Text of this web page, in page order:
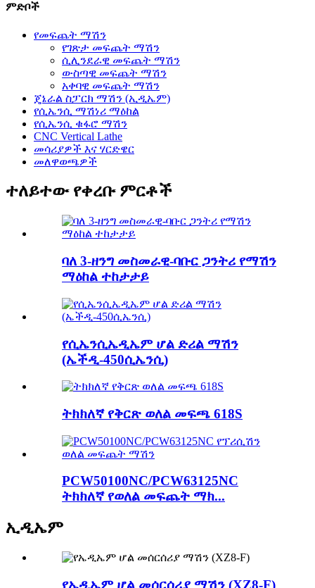
ምድቦች
የመፍጨት ማሽን
የገጽታ መፍጨት ማሽን
ሲሊንደራዊ መፍጨት ማሽን
ውስጣዊ መፍጨት ማሽን
አቀባዊ መፍጨት ማሽን
ጄኔራል ስፓርክ ማሽን (ኢዲኤም)
የሲኤንሲ ማሽነሪ ማዕከል
የሲኤንሲ ቁፋሮ ማሽን
CNC Vertical Lathe
መሳሪያዎች እና ሃርድዌር
መለዋወጫዎች
ተለይተው የቀረቡ ምርቶች
ባለ 3-ዘንግ መስመራዊ-ባቡር ጋንትሪ የማሽን
ማዕከል ተከታታይ
የሲኤንሲኤዲኤም ሆል ድሪል ማሽን
(ኤችዲ-450ሲኤንሲ)
ትክክለኛ የቅርጽ ወለል መፍጫ 618S
PCW50100NC/PCW63125NC
ትክክለኛ የወለል መፍጨት ማክ...
ኢዲኤም
የኤዲኤም ሆል መሰርሰሪያ ማሽን (XZ8-F)